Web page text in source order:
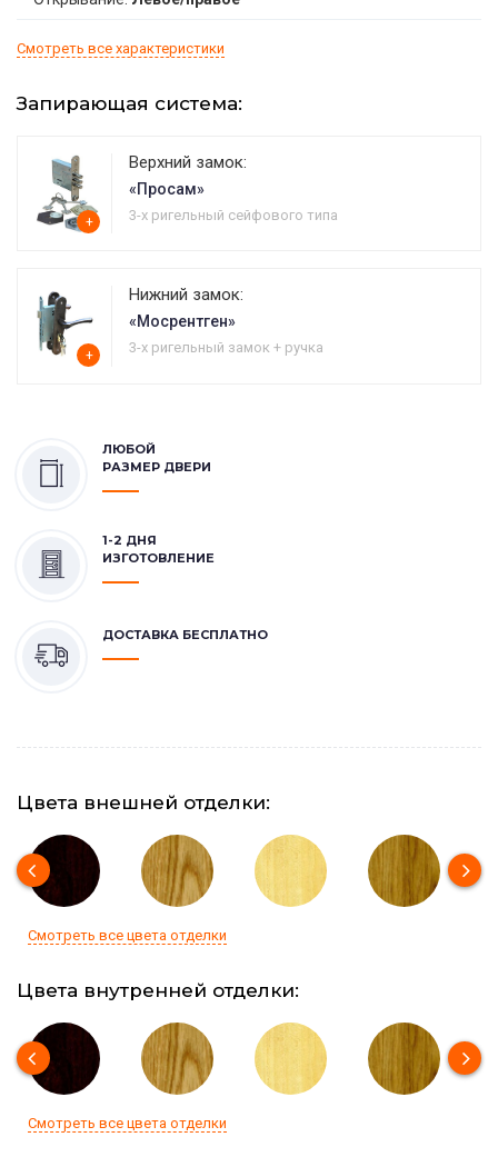
Смотреть все характеристики
Запирающая система:
+
Верхний замок:
«Просам»
3-х ригельный сейфового типа
+
Нижний замок:
«Мосрентген»
3-х ригельный замок + ручка
ЛЮБОЙ
РАЗМЕР ДВЕРИ
1-2 ДНЯ
ИЗГОТОВЛЕНИЕ
ДОСТАВКА БЕСПЛАТНО
Цвета внешней отделки:
Смотреть все цвета отделки
Цвета внутренней отделки:
Смотреть все цвета отделки